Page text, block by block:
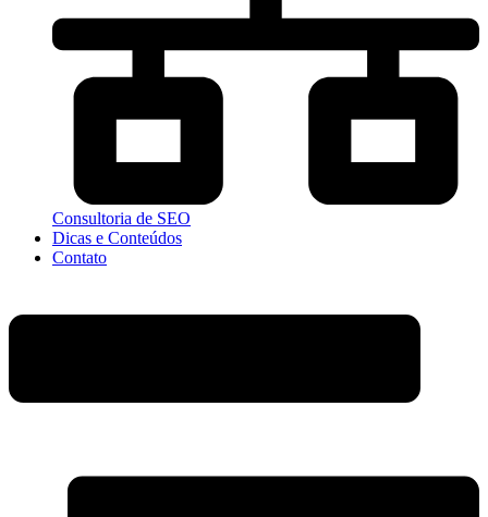
Consultoria de SEO
Dicas e Conteúdos
Contato